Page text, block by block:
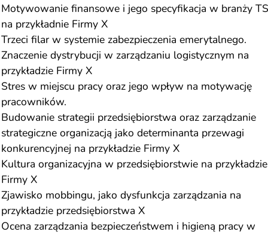
Motywowanie finansowe i jego specyfikacja w branży
na przykładnie Firmy X
Trzeci filar w systemie zabezpieczenia emerytalnego.
Znaczenie dystrybucji w zarządzaniu logistycznym na
przykładzie Firmy X
Stres w miejscu pracy oraz jego wpływ na motywację
pracowników.
Budowanie strategii przedsiębiorstwa oraz zarządzanie
strategiczne organizacją jako determinanta przewagi
konkurencyjnej na przykładzie Firmy X
Kultura organizacyjna w przedsiębiorstwie na przykładzie
Firmy X
Zjawisko mobbingu, jako dysfunkcja zarządzania na
przykładzie przedsiębiorstwa X
Ocena zarządzania bezpieczeństwem i higieną pracy w